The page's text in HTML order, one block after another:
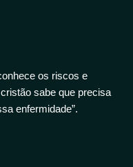
os riscos e
sabe que precisa
enfermidade”.